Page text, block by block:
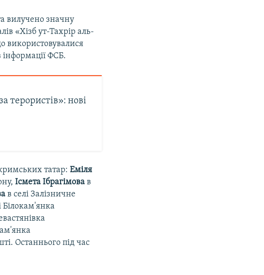
вилучено значну
«Хізб ут-Тахрір аль-
використовувалися
інформації ФСБ.
терористів»: нові
татар:Еміля
Ісмета Ібрагімова в
в селі Залізничне
Білокам'янка
Останнього під час